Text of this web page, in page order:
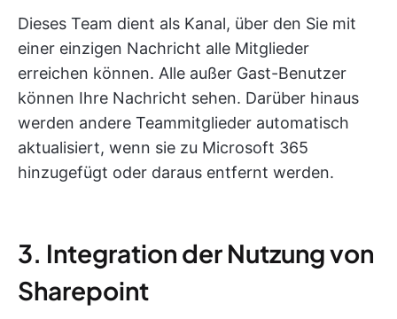
Dieses Team dient als Kanal, über den Sie mit
einer einzigen Nachricht alle Mitglieder
erreichen können. Alle außer Gast-Benutzer
können Ihre Nachricht sehen. Darüber hinaus
werden andere Teammitglieder automatisch
aktualisiert, wenn sie zu Microsoft 365
hinzugefügt oder daraus entfernt werden.
3. Integration der Nutzung von
Sharepoint